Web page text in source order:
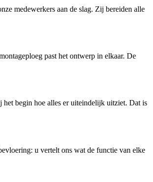
medewerkers aan de slag. Zij bereiden alle
past het ontwerp in elkaar. De
begin hoe alles er uiteindelijk uitziet. Dat is
u vertelt ons wat de functie van elke